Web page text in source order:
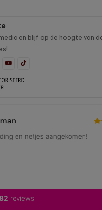
en blijf op de hoogte van